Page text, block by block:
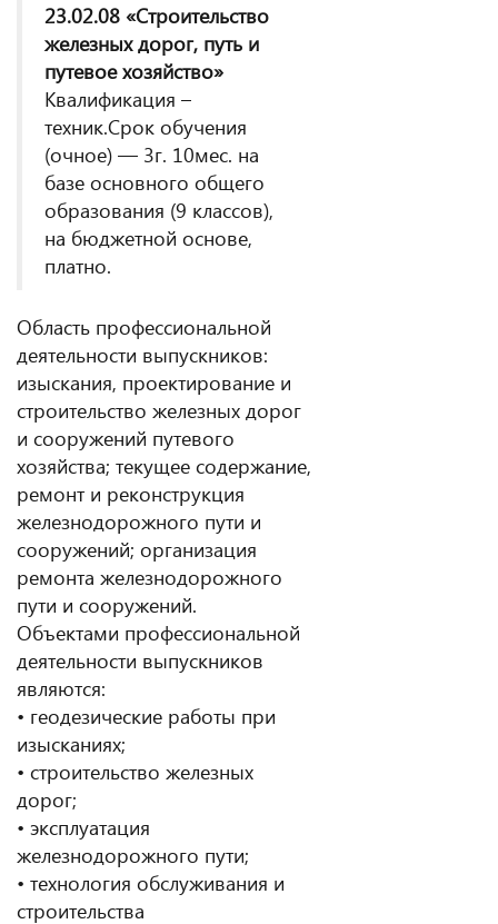
23.02.08 «Строительство
железных дорог, путь и
путевое хозяйство»
Квалификация –
техник.Срок обучения
(очное) — 3г. 10мес. на
базе основного общего
образования (9 классов),
на бюджетной основе,
платно.
Область профессиональной
деятельности выпускников:
изыскания, проектирование и
строительство железных дорог
и сооружений путевого
хозяйства; текущее содержание,
ремонт и реконструкция
железнодорожного пути и
сооружений; организация
ремонта железнодорожного
пути и сооружений.
Объектами профессиональной
деятельности выпускников
являются:
• геодезические работы при
изысканиях;
• строительство железных
дорог;
• эксплуатация
железнодорожного пути;
• технология обслуживания и
строительства